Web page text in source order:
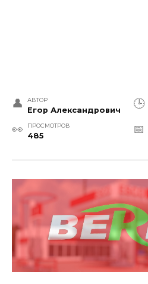
АВТОР
Егор Александрович
ПРОСМОТРОВ
485